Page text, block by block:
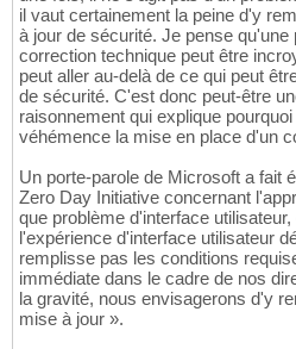
il vaut certainement la peine d'y
à jour de sécurité. Je pense
correction technique peut être
peut aller au-delà de ce qui peut
de sécurité. C'est donc peut-être
raisonnement qui explique
véhémence la mise en place d'un
Un porte-parole de Microsoft a fait
Zero Day Initiative concernant
que problème d'interface
l'expérience d'interface utilisateur
remplisse pas les conditions
immédiate dans le cadre de nos
la gravité, nous envisagerons d'y
mise à jour ».